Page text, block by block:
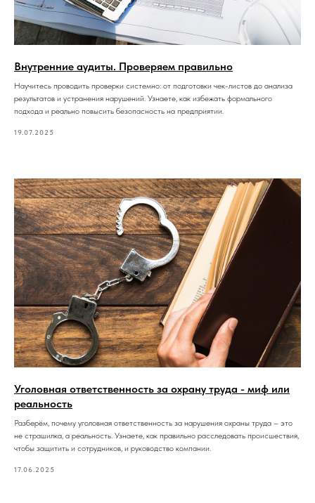
Внутренние аудиты. Проверяем правильно
Научитесь проводить проверки системно: от подготовки чек-листов до анализа
результатов и устранения нарушений. Узнаете, как избежать формального
подхода и реально повысить безопасность на предприятии.
19.07.2025
Уголовная ответственность за охрану труда - миф или
реальность
Разберём, почему уголовная ответственность за нарушения охраны труда – это
не страшилка, а реальность. Узнаете, как правильно расследовать происшествия,
чтобы защитить и сотрудников, и руководство компании.
17.06.2025